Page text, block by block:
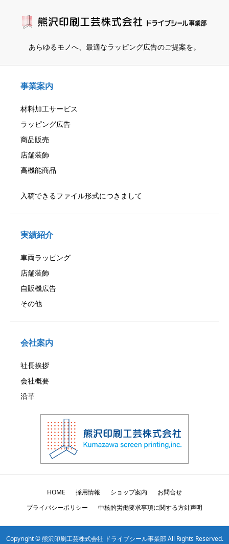
あらゆるモノへ、 最適なラッピング広告のご提案を。
事業案内
材料加工サービス
ラッピング広告
商品販売
店舗装飾
高機能商品
入稿できるファイル形式につきまして
実績紹介
車両ラッピング
店舗装飾
自販機広告
その他
会社案内
社長挨拶
会社概要
沿革
HOME 採用情報 ショップ案内
お問合せ
プライバシーポリシー
中核的労働要求事項に関する方針声明
Copyright © 熊沢印刷工芸株式会社 ドライブシール事業部 All Rights Reserved.